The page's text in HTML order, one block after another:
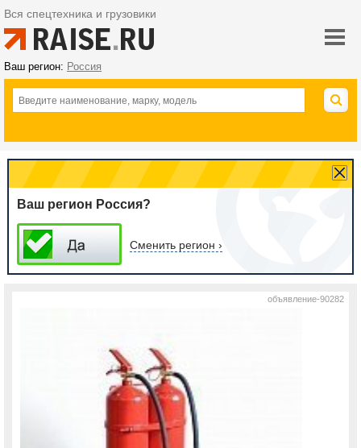
Вся спецтехника и грузовики
Ваш регион: Россия
Ваш регион Россия?
Сменить регион ›
объявление-90282